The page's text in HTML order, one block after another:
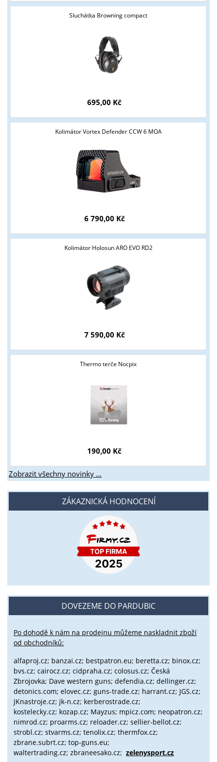
Sluchátka Browning compact
695,00 Kč
Kolimátor Vortex Defender CCW 6 MOA
6 790,00 Kč
Kolimátor Holosun ARO EVO RD2
7 590,00 Kč
Thermo terče Nocpix
190,00 Kč
Zobrazit všechny novinky ...
ZÁKAZNICKÁ HODNOCENÍ
DOVEZEME DO PARDUBIC
Po dohodě k nám na prodejnu můžeme naskladnit zboží
od obchodníků:
alfaproj.cz; banzai.cz; bestpatron.eu; beretta.cz; binox.cz;
bvs.cz; cairocz.cz; cidpraha.cz; colosus.cz; Česká
Zbrojovka; Dave western guns; defendia.cz; dellinger.cz;
detonics.com; elovec.cz; guns-trade.cz; harrant.cz; JGS.cz;
JKnastroje.cz; jk-n.cz; kerberostrade.cz;
kostelecky.cz; kozap.cz; Mayzus; mpicz.com; neopatron.cz;
nimrod.cz; proarms.cz; reloader.cz; sellier-bellot.cz;
strobl.cz; stvarms.cz; tenolix.cz; thermfox.cz;
zbrane.subrt.cz; top-guns.eu;
waltertrading.cz; zbraneesako.cz; zelenysport.cz
Tyto stránky jsou určeny pouze odborné veřejnosti od 18 let a
podnikatelům v oblasti zbraně a střelivo. Splňujete tyto
podmínky?